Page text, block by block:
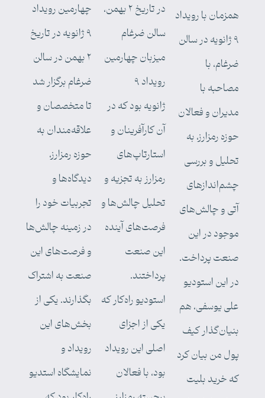
همزمان با رویداد
۹ ژانویه در سالن
ضرغام، با
مصاحبه با
مدیران و فعالان
حوزه رمزارز، به
تحلیل و بررسی
چشم‌اندازهای
آتی و چالش‌های
موجود در این
صنعت پرداخت.
در این استودیو
علی یوسفی، هم
بنیان‌گذار کیف
پول من بیان کرد
که خرید بلیت
در تاریخ ۲ بهمن،
سالن ضرغام
میزبان چهارمین
رویداد ۹
ژانویه بود که در
آن کارآفرینان و
استارتاپ‌های
رمزارز به تجزیه و
تحلیل چالش‌ها و
فرصت‌های آینده
این صنعت
پرداختند.
استودیو راه‌کار که
یکی از اجزای
اصلی این رویداد
بود، با فعالان
چهارمین رویداد
۹ ژانویه در تاریخ
۲ بهمن در سالن
ضرغام برگزار شد
تا متخصصان و
علاقه‌مندان به
حوزه رمزارز،
دیدگاه‌ها و
تجربیات خود را
در زمینه چالش‌ها
و فرصت‌های این
صنعت به اشتراک
بگذارند. یکی از
بخش‌های این
رویداد و
نمایشگاه استدیو